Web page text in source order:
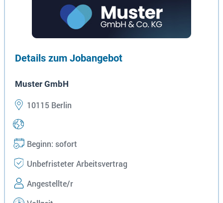
Details zum Jobangebot
Muster GmbH
10115 Berlin
Beginn: sofort
Unbefristeter Arbeitsvertrag
Angestellte/r